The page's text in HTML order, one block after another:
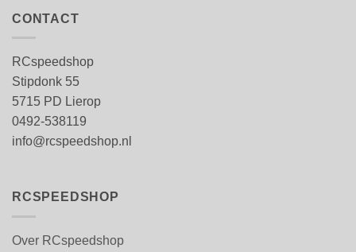
CONTACT
RCspeedshop
Stipdonk 55
5715 PD Lierop
0492-538119
info@rcspeedshop.nl
RCSPEEDSHOP
Over RCspeedshop